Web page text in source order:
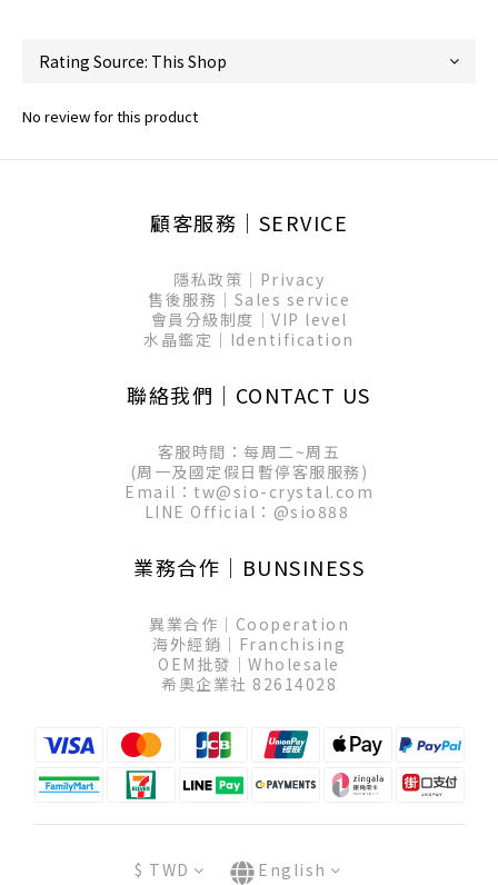
No review for this product
顧客服務│SERVICE
隱私政策│Privacy
售後服務│Sales service
會員分級制度│VIP level
水晶鑑定│Identification
聯絡我們│CONTACT US
客服時間：每周二~周五
(周一及國定假日暫停客服服務)
Email：tw@sio-crystal.com
LINE Official： @sio888
業務合作│BUNSINESS
異業合作│Cooperation
海外經銷│Franchising
OEM批發│Wholesale
希奧企業社 82614028
$ TWD English